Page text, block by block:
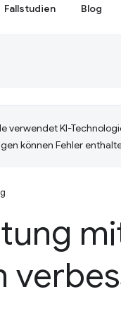
Fallstudien Blog
verwendet KI-
können Fehler